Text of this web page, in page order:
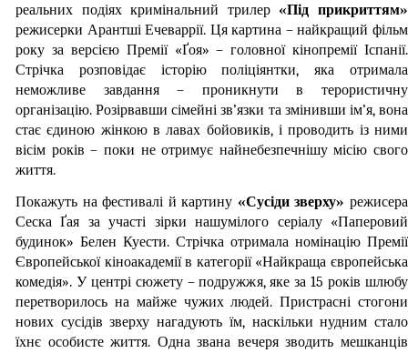
реальних подіях кримінальний трилер «Під прикриттям»
режисерки Арантші Ечеваррії. Ця картина – найкращий фільм
року за версією Премії «Ґоя» – головної кінопремії Іспанії.
Стрічка розповідає історію поліціянтки, яка отримала
неможливе завдання – проникнути в терористичну
організацію. Розірвавши сімейні зв’язки та змінивши ім’я, вона
стає єдиною жінкою в лавах бойовиків, і проводить із ними
вісім років – поки не отримує найнебезпечнішу місію свого
життя.
Покажуть на фестивалі й картину «Сусіди зверху» режисера
Сеска Ґая за участі зірки нашумілого серіалу «Паперовий
будинок» Белен Куести. Стрічка отримала номінацію Премії
Європейської кіноакадемії в категорії «Найкраща європейська
комедія». У центрі сюжету – подружжя, яке за 15 років шлюбу
перетворилось на майже чужих людей. Пристрасні стогони
нових сусідів зверху нагадують їм, наскільки нудним стало
їхнє особисте життя. Одна звана вечеря зводить мешканців